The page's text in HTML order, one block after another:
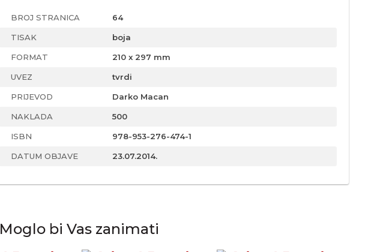
BROJ STRANICA 64
TISAK boja
FORMAT 210 x 297 mm
UVEZ tvrdi
PRIJEVOD Darko Macan
NAKLADA 500
ISBN 978-953-276-474-1
DATUM OBJAVE 23.07.2014.
Moglo bi Vas zanimati